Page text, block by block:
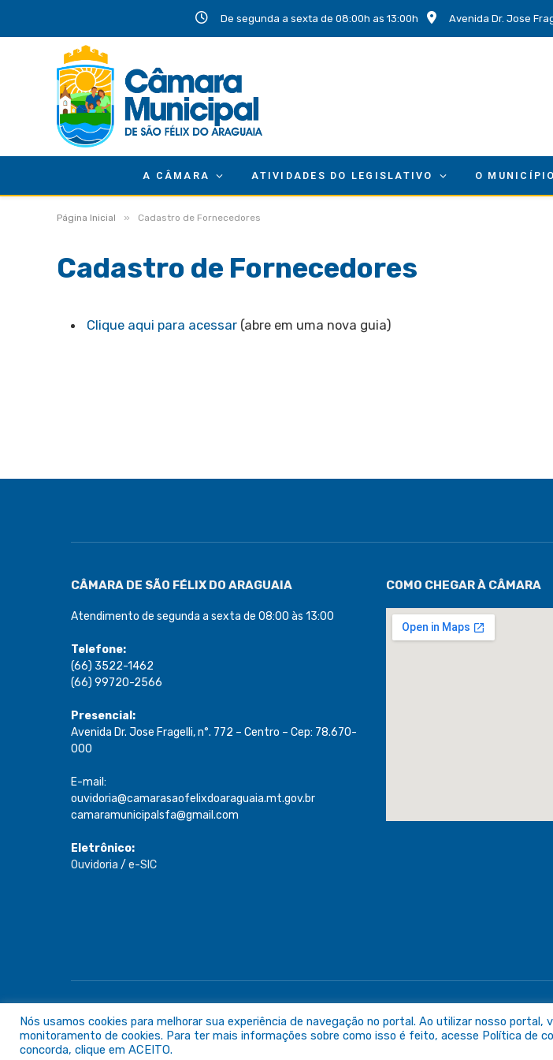
De segunda a sexta de 08:00h as 13:00h Avenida Dr. Jose
A CÂMARA ATIVIDADES DO LEGISLATIVO O MUNICÍPIO
Página Inicial » Cadastro de Fornecedores
Cadastro de Fornecedores
Clique aqui para acessar (abre em uma nova guia)
CÂMARA DE SÃO FÉLIX DO ARAGUAIA
Atendimento de segunda a sexta de 08:00 às 13:00
Telefone:
(66) 3522-1462
(66) 99720-2566
Presencial:
Avenida Dr. Jose Fragelli, n°. 772 – Centro – Cep: 78.670-
000
E-mail:
ouvidoria@camarasaofelixdoaraguaia.mt.gov.br
camaramunicipalsfa@gmail.com
Eletrônico:
Ouvidoria / e-SIC
COMO CHEGAR À CÂMARA
Nós usamos cookies para melhorar sua experiência de navegação no portal. Ao utilizar nosso portal,
monitoramento de cookies. Para ter mais informações sobre como isso é feito, acesse Política de
concorda, clique em ACEITO.